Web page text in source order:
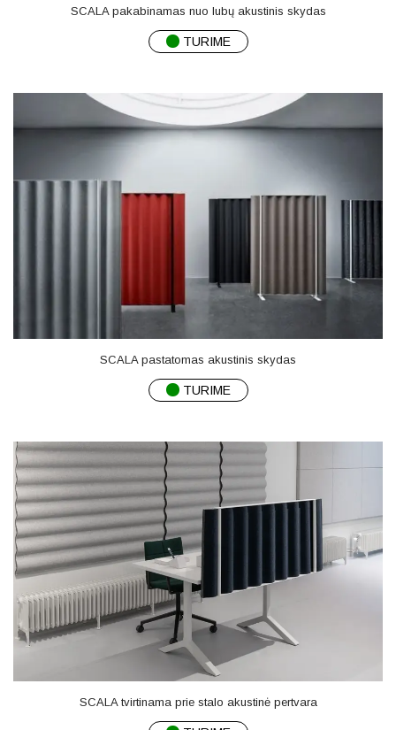
SCALA pakabinamas nuo lubų akustinis skydas
TURIME
SCALA pastatomas akustinis skydas
TURIME
SCALA tvirtinama prie stalo akustinė pertvara